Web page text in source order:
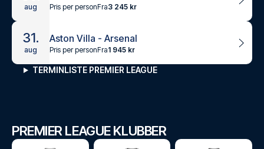
aug Pris per personFra3 245 kr
31.
aug
Aston Villa - Arsenal
Pris per personFra1 945 kr
TERMINLISTE PREMIER LEAGUE
PREMIER LEAGUE KLUBBER